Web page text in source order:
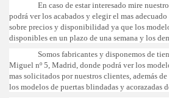
En caso de estar interesado mire
podrá ver los acabados y elegir el mas
sobre precios y disponibilidad ya que los
disponibles en un plazo de una semana y los
Somos fabricantes y disponemos de
Miguel nº 5, Madrid, donde podrá ver los
mas solicitados por nuestros clientes, además
los modelos de puertas blindadas y acorazadas